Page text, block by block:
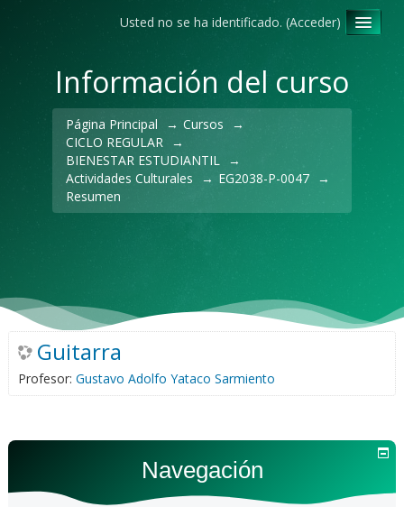
Usted no se ha identificado. (Acceder)
Información del curso
Página Principal → Cursos
→
CICLO REGULAR →
BIENESTAR ESTUDIANTIL →
Actividades Culturales
→ EG2038-P-0047 →
Resumen
Guitarra
Profesor: Gustavo Adolfo Yataco Sarmiento
Navegación